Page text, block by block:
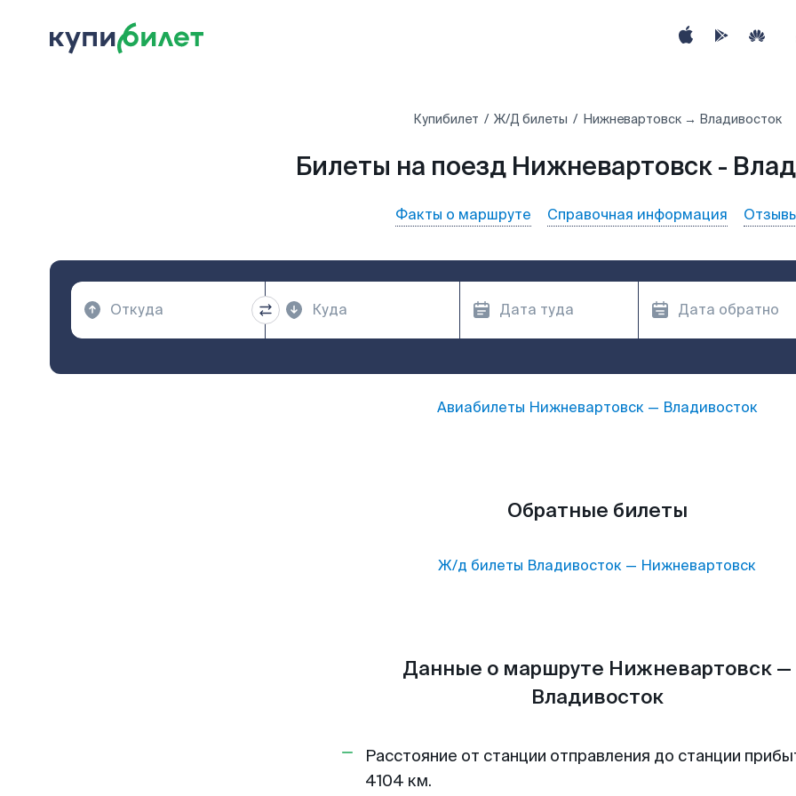
Купибилет Ж/Д билеты Нижневартовск → Владивосток
Билеты на поезд Нижневартовск -
Факты о маршруте Справочная информация
Авиабилеты Нижневартовск— Владивосток
Обратные билеты
Ж/д билеты Владивосток — Нижневартовск
Данные о маршруте Нижневартовск —
Владивосток
Расстояние от станции отправления до станции
4104 км.